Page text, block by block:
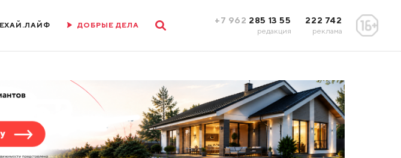
ЕХАЙ.ЛАЙФ ДОБРЫЕ ДЕЛА +7 962 285 13 55
редакция
222 742
реклама